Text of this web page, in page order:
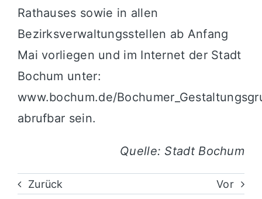
Rathauses sowie in allen
Bezirksverwaltungsstellen ab Anfang
Mai vorliegen und im Internet der Stadt
Bochum unter:
www.bochum.de/
abrufbar sein.
Quelle: Stadt Bochum
Zurück Vor